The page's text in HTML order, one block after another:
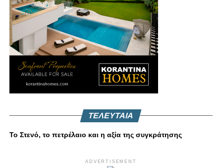
ΤΕΛΕΥΤΑΙΑ
Το Στενό, το πετρέλαιο και η αξία της συγκράτησης
ADVERTISEMENT